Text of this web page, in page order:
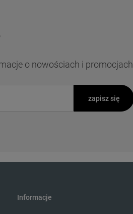
o nowościach i promocjach.
zapisz się
Informacje